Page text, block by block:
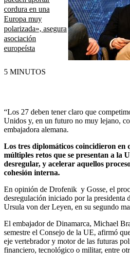
cordura en una
Europa muy
polarizada», asegura
asociación
europeísta
5 MINUTOS
“Los 27 deben tener claro que
Unidos y, en un futuro no muy lejano,
embajadora alemana.
Los tres diplomáticos coincidieron en
múltiples retos que se presentan a la
desregular, y acelerar aquellos
cohesión interna.
En opinión de Drofenik y Gosse, el
desregulación iniciado por la presidenta
Ursula von der Leyen, en su segundo
El embajador de Dinamarca, Michael
semestre el Consejo de la UE, afirmó
eje vertebrador y motor de las futuras
financiero, tecnológico o militar, entre